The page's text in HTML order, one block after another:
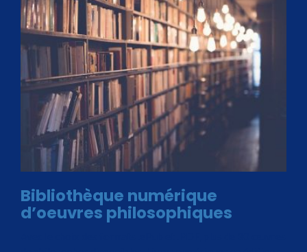
Bibliothèque numérique
d’oeuvres philosophiques